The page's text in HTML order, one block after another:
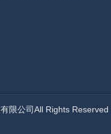
有限公司All Rights